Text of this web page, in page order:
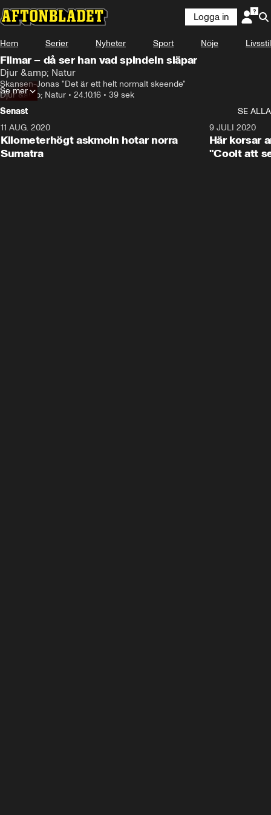
Logga in
Hem Serier Nyheter Sport Nöje Livsstil
Filmar – då ser han vad spindeln släpar
Djur &amp; Natur
Skansen-Jonas "Det är ett helt normalt skeende"
Djur &amp; Natur • 24.10.16 • 39 sek
Se mer
Senast
SE ALLA
11 AUG. 2020
Kilometerhögt askmoln hotar norra
Sumatra
9 JULI 2020
Här korsar
"Coolt att